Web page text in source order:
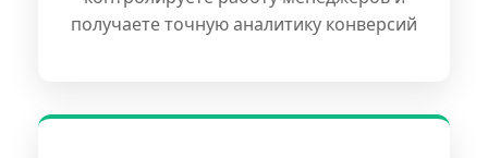
получаете точную аналитику конверсий